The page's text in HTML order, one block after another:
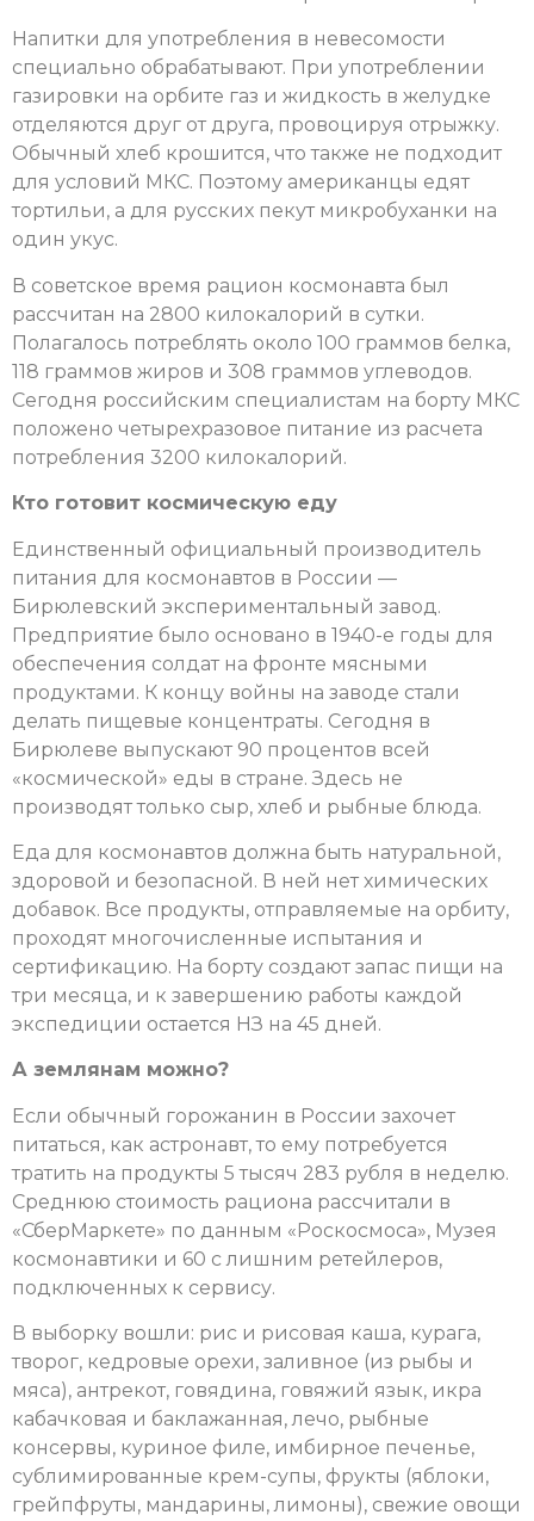
Напитки для употребления в невесомости
специально обрабатывают. При употреблении
газировки на орбите газ и жидкость в желудке
отделяются друг от друга, провоцируя отрыжку.
Обычный хлеб крошится, что также не подходит
для условий МКС. Поэтому американцы едят
тортильи, а для русских пекут микробуханки на
один укус.
В советское время рацион космонавта был
рассчитан на 2800 килокалорий в сутки.
Полагалось потреблять около 100 граммов белка,
118 граммов жиров и 308 граммов углеводов.
Сегодня российским специалистам на борту МКС
положено четырехразовое питание из расчета
потребления 3200 килокалорий.
Кто готовит космическую еду
Единственный официальный производитель
питания для космонавтов в России —
Бирюлевский экспериментальный завод.
Предприятие было основано в 1940-е годы для
обеспечения солдат на фронте мясными
продуктами. К концу войны на заводе стали
делать пищевые концентраты. Сегодня в
Бирюлеве выпускают 90 процентов всей
«космической» еды в стране. Здесь не
производят только сыр, хлеб и рыбные блюда.
Еда для космонавтов должна быть натуральной,
здоровой и безопасной. В ней нет химических
добавок. Все продукты, отправляемые на орбиту,
проходят многочисленные испытания и
сертификацию. На борту создают запас пищи на
три месяца, и к завершению работы каждой
экспедиции остается НЗ на 45 дней.
А землянам можно?
Если обычный горожанин в России захочет
питаться, как астронавт, то ему потребуется
тратить на продукты 5 тысяч 283 рубля в неделю.
Среднюю стоимость рациона рассчитали в
«СберМаркете» по данным «Роскосмоса», Музея
космонавтики и 60 с лишним ретейлеров,
подключенных к сервису.
В выборку вошли: рис и рисовая каша, курага,
творог, кедровые орехи, заливное (из рыбы и
мяса), антрекот, говядина, говяжий язык, икра
кабачковая и баклажанная, лечо, рыбные
консервы, куриное филе, имбирное печенье,
сублимированные крем-супы, фрукты (яблоки,
грейпфруты, мандарины, лимоны), свежие овощи